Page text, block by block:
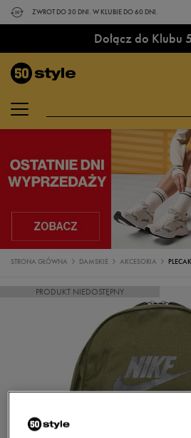
ZWROT DO 30 DNI. W KLUBIE DO 60 DNI.
Dołącz do Klubu
STRONA GŁÓWNA DAMSKIE AKCESORIA
PRODUKT NIEDOSTĘPNY